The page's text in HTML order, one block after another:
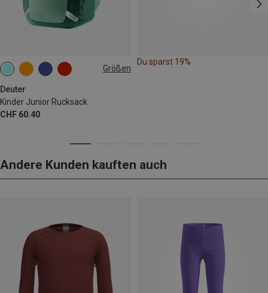
Größen
Deuter
Kinder Junior Rucksack
CHF 60.40
18L
Du sparst 19%
Andere Kunden kauften auch